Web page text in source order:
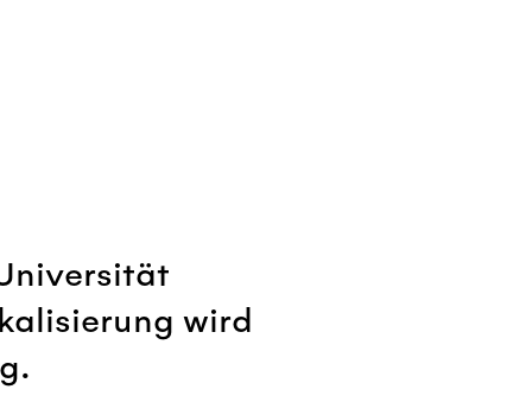
wird